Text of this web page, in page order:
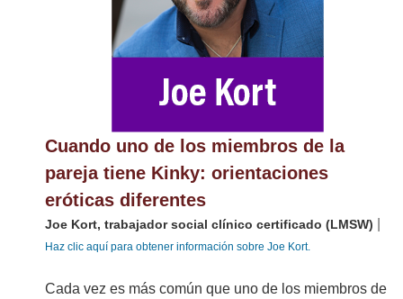
Cuando uno de los miembros de la
pareja tiene Kinky: orientaciones
eróticas diferentes
Joe Kort, trabajador social clínico certificado (LMSW)
Haz clic aquí para obtener información sobre Joe Kort.
Cada vez es más común que uno de los miembros de